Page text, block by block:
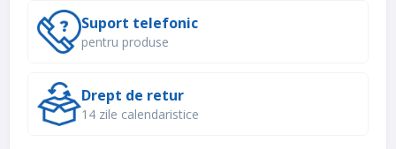
Suport telefonic
pentru produse
Drept de retur
14 zile calendaristice